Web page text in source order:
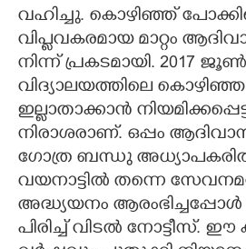
വഹിച്ചു. കൊഴിഞ്ഞ്
വിപ്ലവകരമായ മാറ്റം
നിന്ന് പ്രകടമായി. 2017
വിദ്യാലയത്തിലെ
ഇല്ലാതാക്കാൻ
നിരാശരാണ്. ഒപ്പം
ഗോത്ര ബന്ധു അധ്യാപകരിൽ
വയനാട്ടിൽ തന്നെ
അദ്ധ്യയനം ആരംഭിച്ചപ്പോൾ
പിരിച്ച് വിടൽ നോട്ടീസ്.